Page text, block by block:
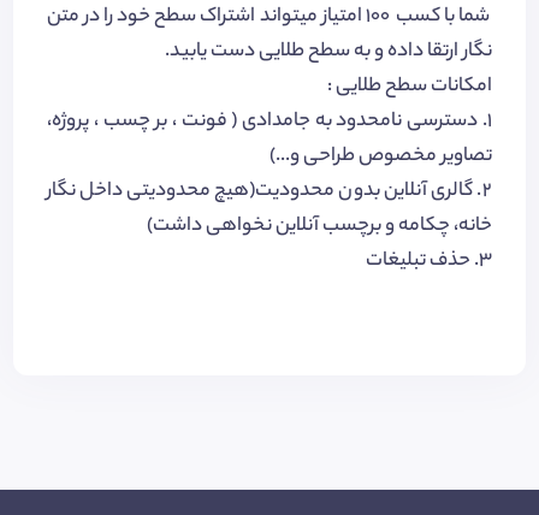
شما با کسب 100 امتیاز میتواند اشتراک سطح خود را در متن
نگار ارتقا داده و به سطح طلایی دست یابید.
امکانات سطح طلایی :
۱. دسترسی نامحدود به جامدادی ( فونت ، بر چسب ، پروژه،
تصاویر مخصوص طراحی و...)
۲. گالری آنلاین بدون محدودیت(هیچ محدودیتی داخل نگار
خانه، چکامه و برچسب آنلاین نخواهی داشت)
۳. حذف تبلیغات